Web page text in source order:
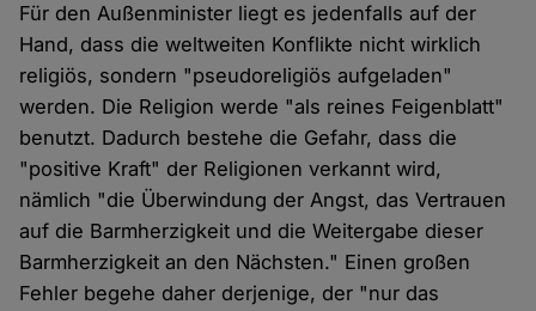
Für den Außenminister liegt es jedenfalls auf der
Hand, dass die weltweiten Konflikte nicht wirklich
religiös, sondern "pseudoreligiös aufgeladen"
werden. Die Religion werde "als reines Feigenblatt"
benutzt. Dadurch bestehe die Gefahr, dass die
"positive Kraft" der Religionen verkannt wird,
nämlich "die Überwindung der Angst, das Vertrauen
auf die Barmherzigkeit und die Weitergabe dieser
Barmherzigkeit an den Nächsten." Einen großen
Fehler begehe daher derjenige, der "nur das